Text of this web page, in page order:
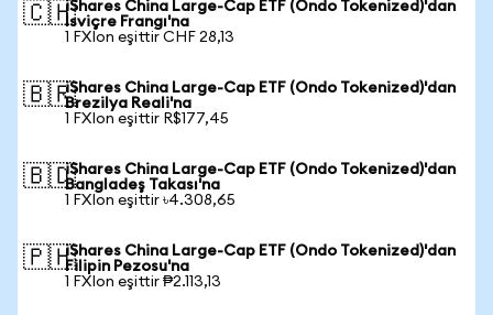
🇨🇭iShares China Large-Cap ETF (Ondo Tokenized)'dan
İsviçre Frangı'na
1 FXIon eşittir CHF 28,13
🇧🇷iShares China Large-Cap ETF (Ondo Tokenized)'dan
Brezilya Reali'na
1 FXIon eşittir R$177,45
🇧🇩iShares China Large-Cap ETF (Ondo Tokenized)'dan
Bangladeş Takası'na
1 FXIon eşittir ৳4.308,65
🇵🇭iShares China Large-Cap ETF (Ondo Tokenized)'dan
Filipin Pezosu'na
1 FXIon eşittir ₱2.113,13